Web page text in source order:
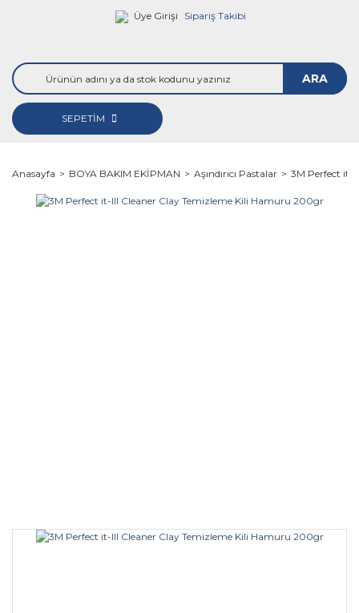
Üye Girişi Sipariş Takibi
ARA
SEPETİM
Anasayfa BOYA BAKIM EKİPMAN Aşındırıcı Pastalar 3M Perfect it-